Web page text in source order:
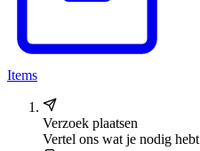
Items
Verzoek plaatsen
Vertel ons wat je nodig hebt